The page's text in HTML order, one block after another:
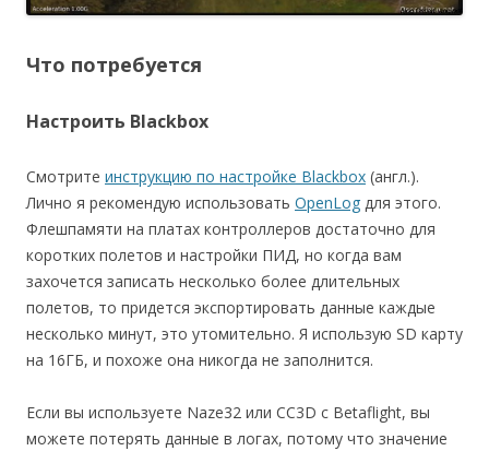
Что потребуется
Настроить Blackbox
Смотрите инструкцию по настройке Blackbox (англ.).
Лично я рекомендую использовать OpenLog для этого.
Флешпамяти на платах контроллеров достаточно для
коротких полетов и настройки ПИД, но когда вам
захочется записать несколько более длительных
полетов, то придется экспортировать данные каждые
несколько минут, это утомительно. Я использую SD карту
на 16ГБ, и похоже она никогда не заполнится.
Если вы используете Naze32 или CC3D с Betaflight, вы
можете потерять данные в логах, потому что значение